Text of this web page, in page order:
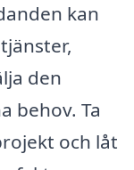
kan
den
behov. Ta
och låt